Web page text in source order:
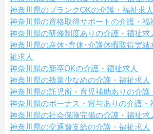
神奈川県のブランクOKの介護・福祉求人
神奈川県の資格取得サポートの介護・福
神奈川県の研修制度ありの介護・福祉求
神奈川県の産休･育休･介護休暇取得実績
祉求人
神奈川県の新卒OKの介護・福祉求人
神奈川県の残業少なめの介護・福祉求人
神奈川県の託児所・育児補助ありの介護
神奈川県のボーナス・賞与ありの介護・
神奈川県の社会保険完備の介護・福祉求
神奈川県の交通費支給の介護・福祉求人